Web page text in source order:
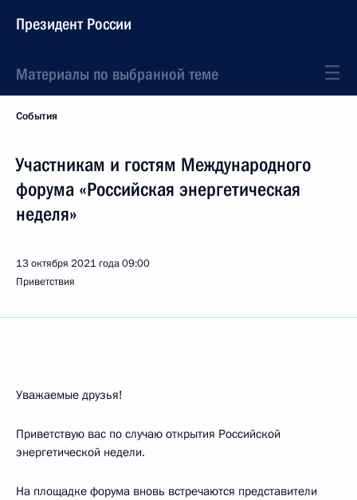
Президент России
Материалы по выбранной теме
События
Участникам и гостям Международного
форума «Российская энергетическая
неделя»
13 октября 2021 года09:00
Приветствия
Уважаемые друзья!
Приветствую вас по случаю открытия Российской
энергетической недели.
На площадке форума вновь встречаются представители